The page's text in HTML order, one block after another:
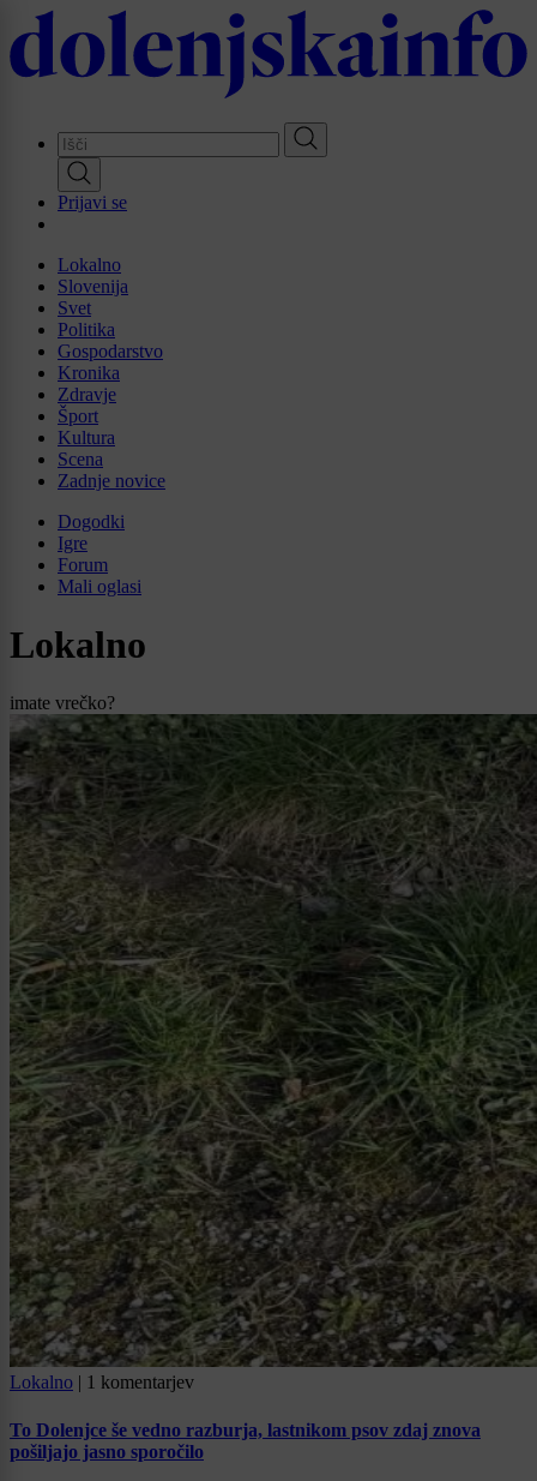
Skip
to
main
Prijavi se
Lokalno
Slovenija
Svet
Politika
Gospodarstvo
Kronika
Zdravje
Šport
Kultura
Scena
Zadnje novice
Dogodki
Igre
Forum
Mali oglasi
Lokalno
imate vrečko?
Lokalno 1 komentarjev
To Dolenjce še vedno razburja, lastnikom psov zdaj znova
pošiljajo jasno sporočilo